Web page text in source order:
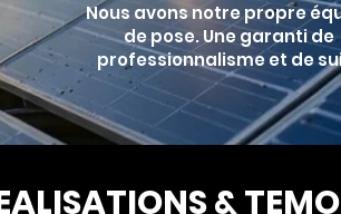
Nous avons notre propre
de pose. Une garanti de
professionnalisme et de
&